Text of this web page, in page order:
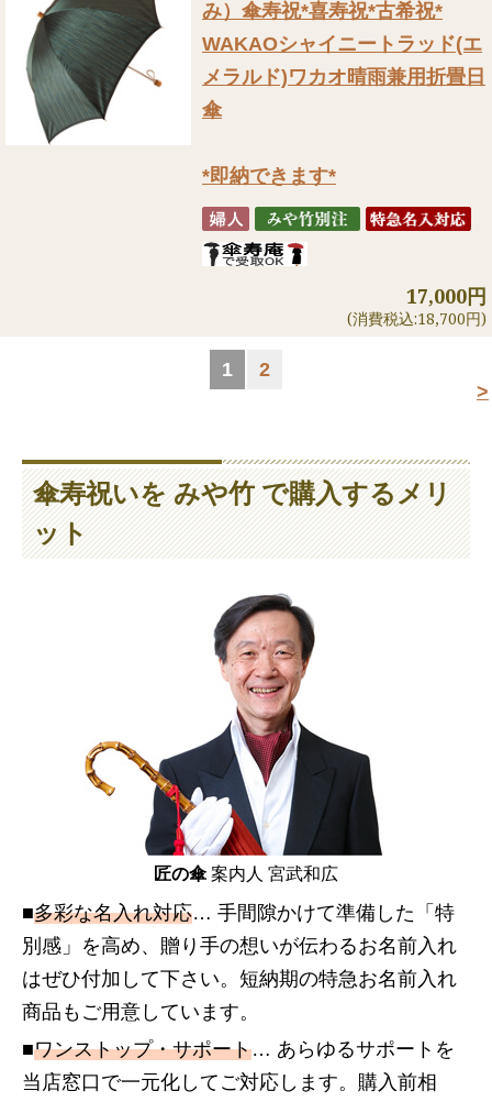
み） 傘寿祝*喜寿祝*古希祝*
WAKAOシャイニートラッド(エ
メラルド)ワカオ晴雨兼用折畳日
傘
*即納できます*
17,000円
(消費税込:18,700円)
>
1 2
傘寿祝いを みや竹 で購入するメリ
ット
匠の傘案内人 宮武和広
■多彩な名入れ対応… 手間隙かけて準備した「特
別感」を高め、贈り手の想いが伝わるお名前入れ
はぜひ付加して下さい。短納期の特急お名前入れ
商品もご用意しています。
■ワンストップ・サポート… あらゆるサポートを
当店窓口で一元化してご対応します。購入前相